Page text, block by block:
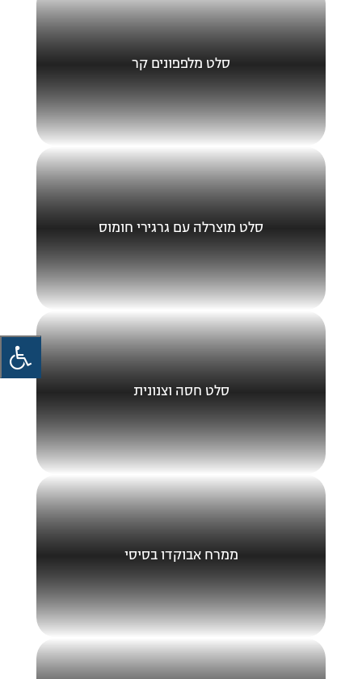
סלט מלפפונים קר
סלט מוצרלה עם גרגירי חומוס
סלט חסה וצנונית
ממרח אבוקדו בסיסי